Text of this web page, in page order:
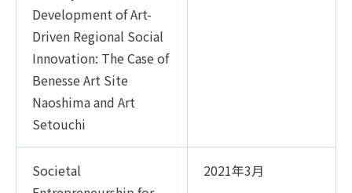
Development of Art-
Driven Regional Social
Innovation: The Case of
Benesse Art Site
Naoshima and Art
Setouchi
Societal
2021年3月